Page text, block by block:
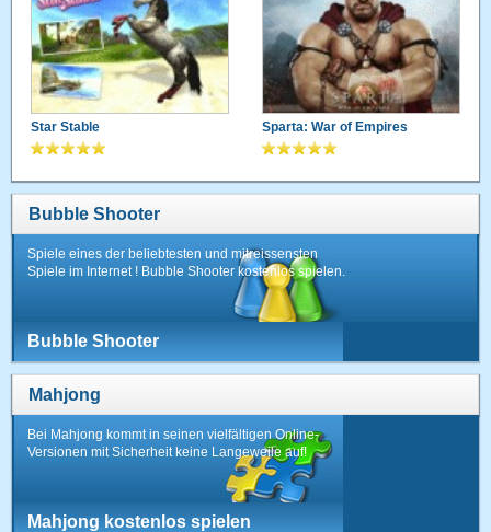
Star Stable Sparta: War of Empires
Bubble Shooter
Spiele eines der beliebtesten und mitreissensten
Spiele im Internet ! Bubble Shooter kostenlos spielen.
Bubble Shooter
Mahjong
Bei Mahjong kommt in seinen vielfältigen Online-
Versionen mit Sicherheit keine Langeweile auf!
Mahjong kostenlos spielen